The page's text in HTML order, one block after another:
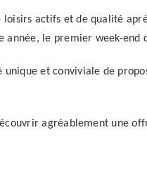
actifs et de qualité
année, le premier week-end
et conviviale de
agréablement une